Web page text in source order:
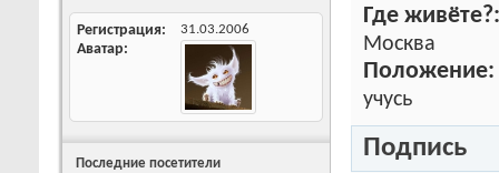
Регистрация 31.03.2006
Аватар
Последние посетители
Где живёте?:
Москва
Положение:
учусь
Подпись